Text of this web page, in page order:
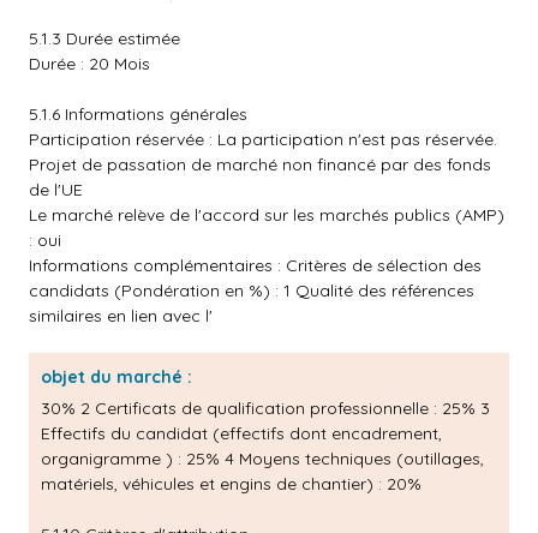
5.1.3 Durée estimée
Durée : 20 Mois
5.1.6 Informations générales
Participation réservée : La participation n'est pas réservée.
Projet de passation de marché non financé par des fonds
de l'UE
Le marché relève de l'accord sur les marchés publics (AMP)
: oui
Informations complémentaires : Critères de sélection des
candidats (Pondération en %) : 1 Qualité des références
similaires en lien avec l'
objet du marché :
30% 2 Certificats de qualification professionnelle : 25% 3
Effectifs du candidat (effectifs dont encadrement,
organigramme ) : 25% 4 Moyens techniques (outillages,
matériels, véhicules et engins de chantier) : 20%